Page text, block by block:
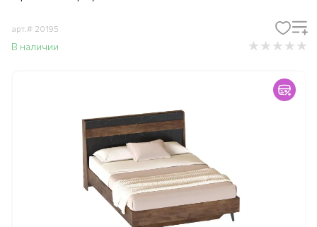
арт.# 20195
В наличии